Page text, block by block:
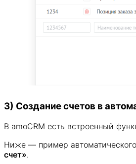
3) Создание счетов в
В amoCRM есть встроенный
Ниже — пример
счет».